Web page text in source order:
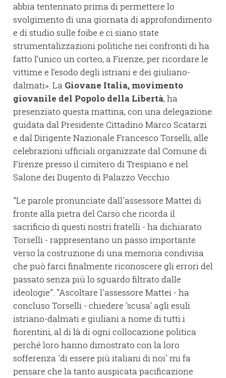
abbia tentennato prima di permettere lo
svolgimento di una giornata di approfondimento
e di studio sulle foibe e ci siano state
strumentalizzazioni politiche nei confronti di ha
fatto l’unico un corteo, a Firenze, per ricordare le
vittime e l’esodo degli istriani e dei giuliano-
dalmati». La Giovane Italia, movimento
giovanile del Popolo della Libertà, ha
presenziato questa mattina, con una delegazione
guidata dal Presidente Cittadino Marco Scatarzi
e dal Dirigente Nazionale Francesco Torselli, alle
celebrazioni ufficiali organizzate dal Comune di
Firenze presso il cimitero di Trespiano e nel
Salone dei Dugento di Palazzo Vecchio.
"Le parole pronunciate dall'assessore Mattei di
fronte alla pietra del Carso che ricorda il
sacrificio di questi nostri fratelli - ha dichiarato
Torselli - rappresentano un passo importante
verso la costruzione di una memoria condivisa
che può farci finalmente riconoscere gli errori del
passato senza più lo sguardo filtrato dalle
ideologie". "Ascoltare l'assessore Mattei - ha
concluso Torselli - chiedere 'scusa' agli esuli
istriano-dalmati e giuliani a nome di tutti i
fiorentini, al di là di ogni collocazione politica
perché loro hanno dimostrato con la loro
sofferenza 'di essere più italiani di noi' mi fa
pensare che la tanto auspicata pacificazione